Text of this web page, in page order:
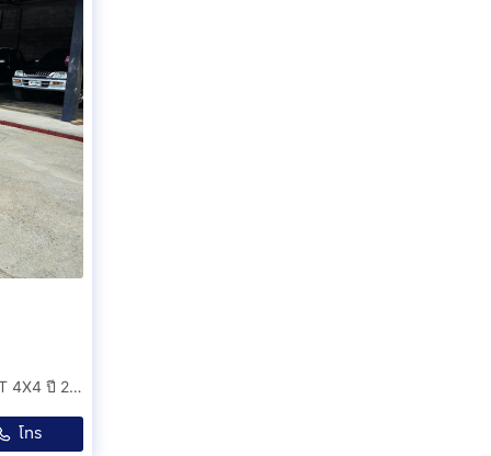
ISUZU D-MAX V-CROSS BLUE POWER 3.0 Z Ddi VGS MT 4X4 ปี 2019
โทร